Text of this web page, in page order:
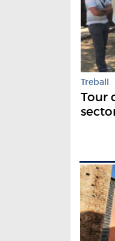
Treball
Tour